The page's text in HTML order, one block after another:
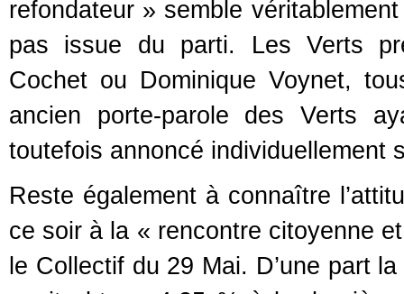
refondateur » semble
pas issue du parti. Les Verts
Cochet ou Dominique Voynet,
ancien porte-parole des Verts
toutefois annoncé individuellement
Reste également à connaître
ce soir à la « rencontre citoyenne
le Collectif du 29 Mai. D’une part